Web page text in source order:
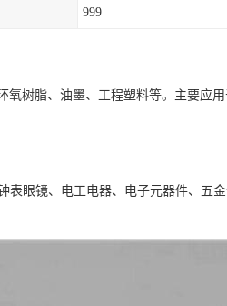
999
树脂、油墨、工程塑料等。主要应
眼镜、电工电器、电子元器件、五